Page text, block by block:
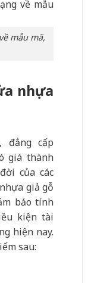
mẫu mã,
nhựa
đẳng cấp
giá thành
của các
giả gỗ
bảo tính
kiện tài
hiện nay.
sau: